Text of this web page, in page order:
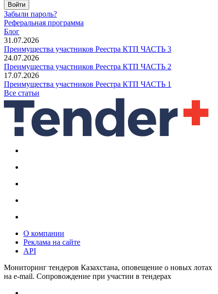
Войти
Забыли пароль?
Реферальная программа
Блог
31.07.2026
Преимущества участников Реестра КТП ЧАСТЬ 3
24.07.2026
Преимущества участников Реестра КТП ЧАСТЬ 2
17.07.2026
Преимущества участников Реестра КТП ЧАСТЬ 1
Все статьи
О компании
Реклама на сайте
API
Мониторинг тендеров Казахстана, оповещение о новых лотах
на e-mail. Сопровождение при участии в тендерах